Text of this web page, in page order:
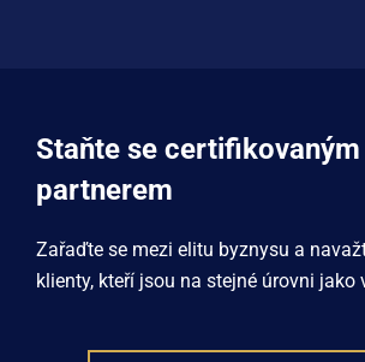
Staňte se certifikovaným
partnerem
Zařaďte se mezi elitu byznysu a
klienty, kteří jsou na stejné úrovni jako